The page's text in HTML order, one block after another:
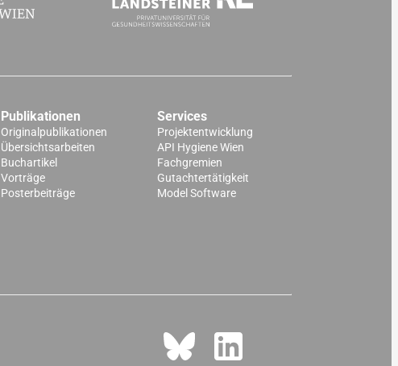
Publikationen
Originalpublikationen
Übersichtsarbeiten
Buchartikel
Vorträge
Posterbeiträge
Services
Projektentwicklung
API Hygiene Wien
Fachgremien
Gutachtertätigkeit
Model Software